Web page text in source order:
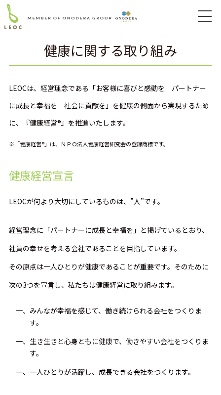
健康に関する取り組み
LEOCは、経営理念である「お客様に喜びと感動を パートナー
に成長と幸福を 社会に貢献を」を健康の側面から実現するため
に、『健康経営®』を推進いたします。
※「健康経営®」は、ＮＰＯ法人健康経営研究会の登録商標です。
健康経営宣言
LEOCが何より大切にしているものは、”人”です。
経営理念に「パートナーに成長と幸福を」と掲げているとおり、
社員の幸せを考える会社であることを目指しています。
その原点は一人ひとりが健康であることが重要です。そのために
次の3つを宣言し、私たちは健康経営に取り組みます。
一、みんなが幸福を感じて、働き続けられる会社をつくりま
す。
一、生き生きと心身ともに健康で、働きやすい会社をつくりま
す。
一、一人ひとりが活躍し、成長できる会社をつくります。